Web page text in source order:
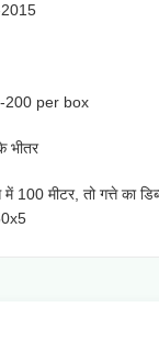
200 per box
भीतर
100 मीटर, तो गत्ते का